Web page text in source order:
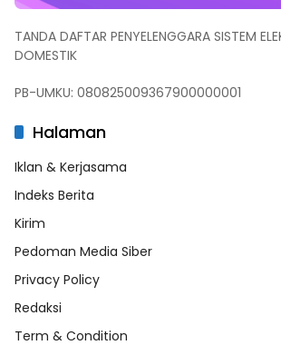
TANDA DAFTAR PENYELENGGARA SISTEM
DOMESTIK
PB-UMKU: 080825009367900000001
Halaman
Iklan & Kerjasama
Indeks Berita
Kirim
Pedoman Media Siber
Privacy Policy
Redaksi
Term & Condition